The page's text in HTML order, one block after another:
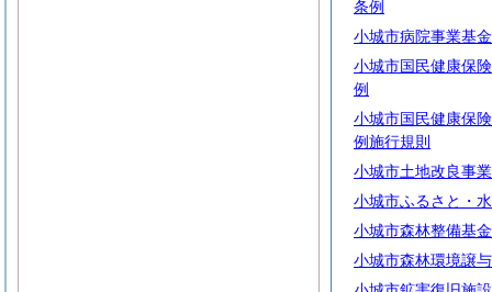
条例
小城市病院事業基
小城市国民健康保
例
小城市国民健康保
例施行規則
小城市土地改良事
小城市ふるさと・
小城市森林整備基
小城市森林環境譲